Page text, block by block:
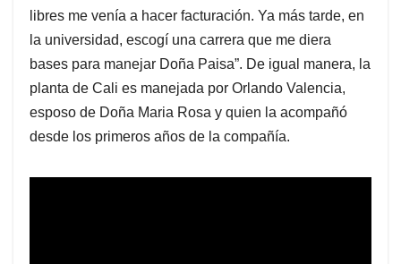
libres me venía a hacer facturación. Ya más tarde, en
la universidad, escogí una carrera que me diera
bases para manejar Doña Paisa”. De igual manera, la
planta de Cali es manejada por Orlando Valencia,
esposo de Doña Maria Rosa y quien la acompañó
desde los primeros años de la compañía.